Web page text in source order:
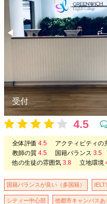
Previous
◀︎
受付
4.5
全体評価 4.5 アクティビティの
教師の質 4.5 国籍バランス 3.5
他の生徒の雰囲気 3.8 立地環境
国籍バランスが良い（多国籍）
シティー中心部 他都市キャンパスあ